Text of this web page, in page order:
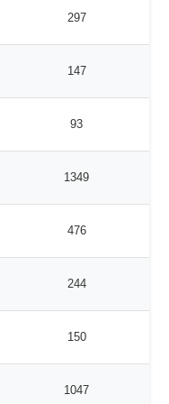
297
147
93
1349
476
244
150
1047